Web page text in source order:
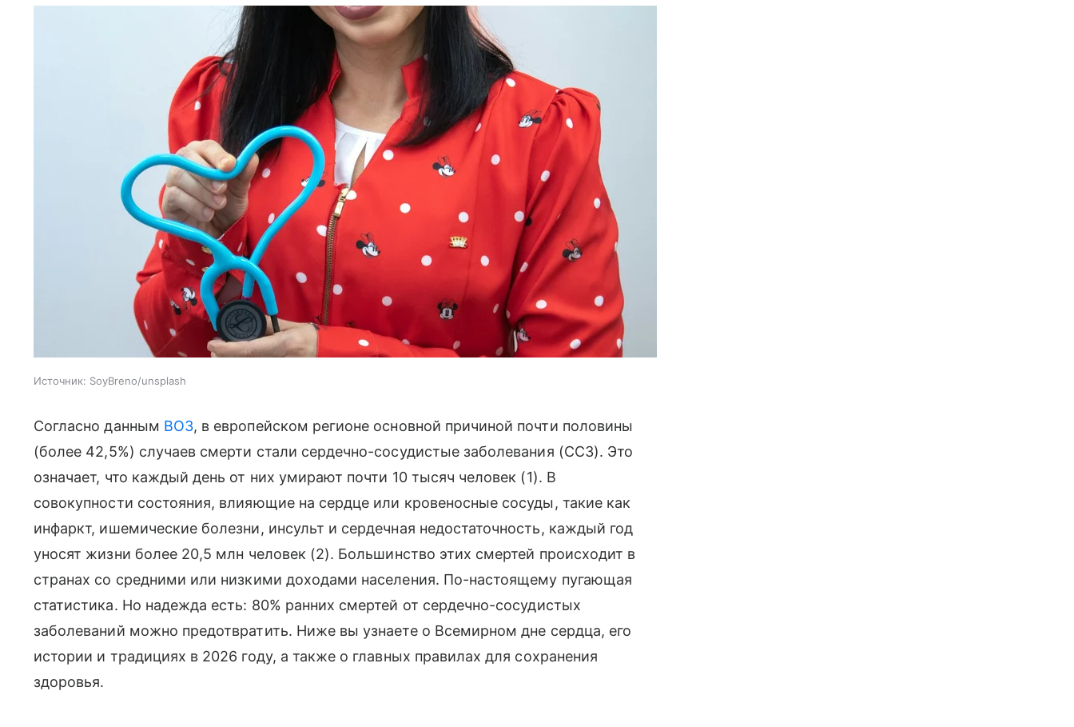
Источник: SoyBreno/unsplash
Согласно данным ВОЗ, в европейском регионе основной причиной почти половины
(более 42,5%) случаев смерти стали сердечно-сосудистые заболевания (ССЗ). Это
означает, что каждый день от них умирают почти 10 тысяч человек (1). В
совокупности состояния, влияющие на сердце или кровеносные сосуды, такие как
инфаркт, ишемические болезни, инсульт и сердечная недостаточность, каждый год
уносят жизни более 20,5 млн человек (2). Большинство этих смертей происходит в
странах со средними или низкими доходами населения. По-настоящему пугающая
статистика. Но надежда есть: 80% ранних смертей от сердечно-сосудистых
заболеваний можно предотвратить. Ниже вы узнаете о Всемирном дне сердца, его
истории и традициях в 2026 году, а также о главных правилах для сохранения
здоровья.